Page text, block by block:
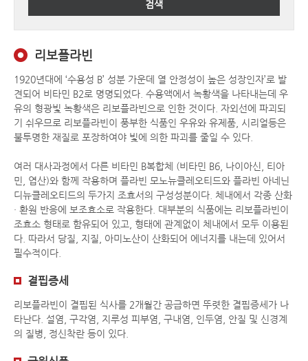
검색
리보플라빈
1920년대에 ‘수용성 B’ 성분 가운데 열 안정성이 높은 성장인자’로 발
견되어 비타민 B2로 명명되었다. 수용액에서 녹황색을 나타내는데 우
유의 형광빛 녹황색은 리보플라빈으로 인한 것이다. 자외선에 파괴되
기 쉬우므로 리보플라빈이 풍부한 식품인 우유와 유제품, 시리얼등은
불투명한 재질로 포장하여야 빛에 의한 파괴를 줄일 수 있다.
여러 대사과정에서 다른 비타민 B복합체 (비타민 B6, 나이아신, 티아
민, 엽산)와 함께 작용하며 플라빈 모노뉴클레오티드와 플라빈 아네닌
디뉴클레오티드의 두가지 조효서의 구성성분이다. 체내에서 각종 산화
· 환원 반응에 보조효소로 작용한다. 대부분의 식품에는 리보플라빈이
조효소 형태로 함유되어 있고, 형태에 관계없이 체내에서 모두 이용된
다. 따라서 당질, 지질, 아미노산이 산화되어 에너지를 내는데 있어서
필수적이다.
결핍증세
리보플라빈이 결핍된 식사를 2개월간 공급하면 뚜렷한 결핍증세가 나
타난다. 설염, 구각염, 지루성 피부염, 구내염, 인두염, 안질 및 신경계
의 질병, 정신착란 등이 있다.